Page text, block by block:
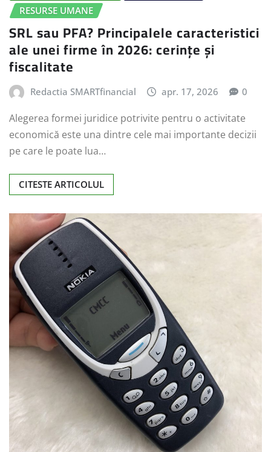
RESURSE UMANE
SRL sau PFA? Principalele caracteristici
ale unei firme în 2026: cerințe și
fiscalitate
Redactia SMARTfinancial apr. 17, 2026 0
Alegerea formei juridice potrivite pentru o activitate
economică este una dintre cele mai importante decizii
pe care le poate lua…
CITESTE ARTICOLUL